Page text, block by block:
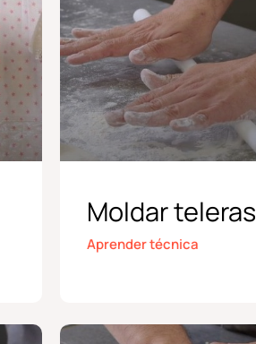
Moldar teleras
Aprender técnica